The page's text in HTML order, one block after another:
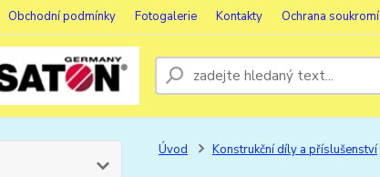
Obchodní podmínky Fotogalerie Kontakty Ochrana soukromí
Úvod Konstrukční díly a příslušenství